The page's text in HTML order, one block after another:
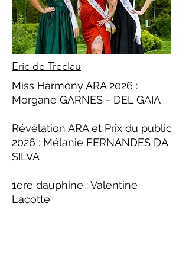
Eric de Treclau
Miss Harmony ARA 2026 :
Morgane GARNES - DEL GAIA
Révélation ARA et Prix du public
2026 : Mélanie FERNANDES DA
SILVA
1ere dauphine : Valentine
Lacotte